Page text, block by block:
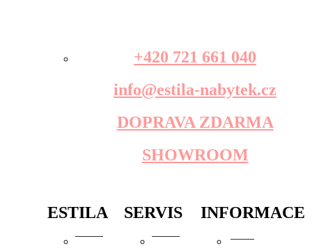
+420 721 661 040
info@estila-nabytek.cz
DOPRAVA ZDARMA
SHOWROOM
ESTILA SERVIS INFORMACE